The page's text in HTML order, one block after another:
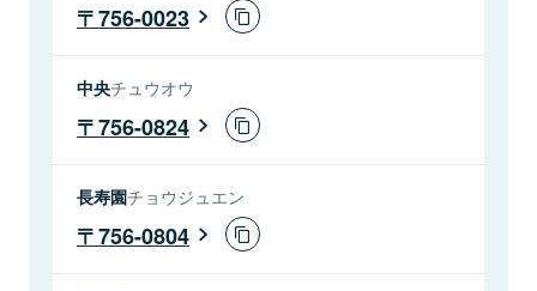
756-0023
中央チュウオウ
756-0824
長寿園チョウジュエン
756-0804